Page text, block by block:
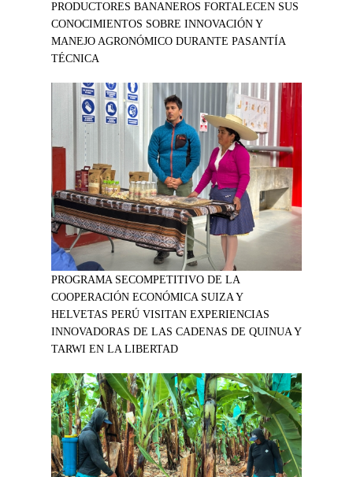
PRODUCTORES BANANEROS FORTALECEN SUS
CONOCIMIENTOS SOBRE INNOVACIÓN Y
MANEJO AGRONÓMICO DURANTE PASANTÍA
TÉCNICA
PROGRAMA SECOMPETITIVO DE LA
COOPERACIÓN ECONÓMICA SUIZA Y
HELVETAS PERÚ VISITAN EXPERIENCIAS
INNOVADORAS DE LAS CADENAS DE QUINUA Y
TARWI EN LA LIBERTAD